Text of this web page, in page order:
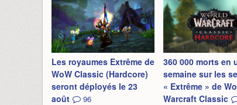
Les royaumes Extrême de
WoW Classic (Hardcore)
seront déployés le 23
août
96
360 000 morts en
semaine sur les
« Extrême » de
Warcraft Classic